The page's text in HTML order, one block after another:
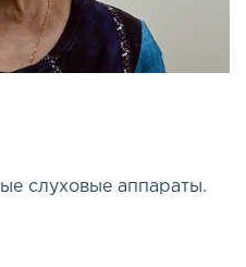
слуховые аппараты.